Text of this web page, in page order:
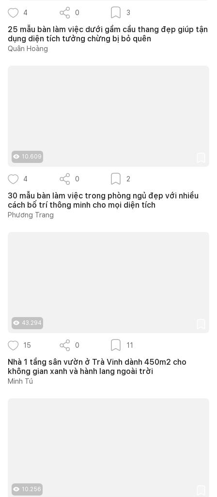
4 0 3
25 mẫu bàn làm việc dưới gầm cầu thang đẹp giúp tận
dụng diện tích tưởng chừng bị bỏ quên
Quân Hoàng
10.609
4 0 2
30 mẫu bàn làm việc trong phòng ngủ đẹp với nhiều
cách bố trí thông minh cho mọi diện tích
Phương Trang
43.294
15 0 11
Nhà 1 tầng sân vườn ở Trà Vinh dành 450m2 cho
không gian xanh và hành lang ngoài trời
Minh Tú
10.256